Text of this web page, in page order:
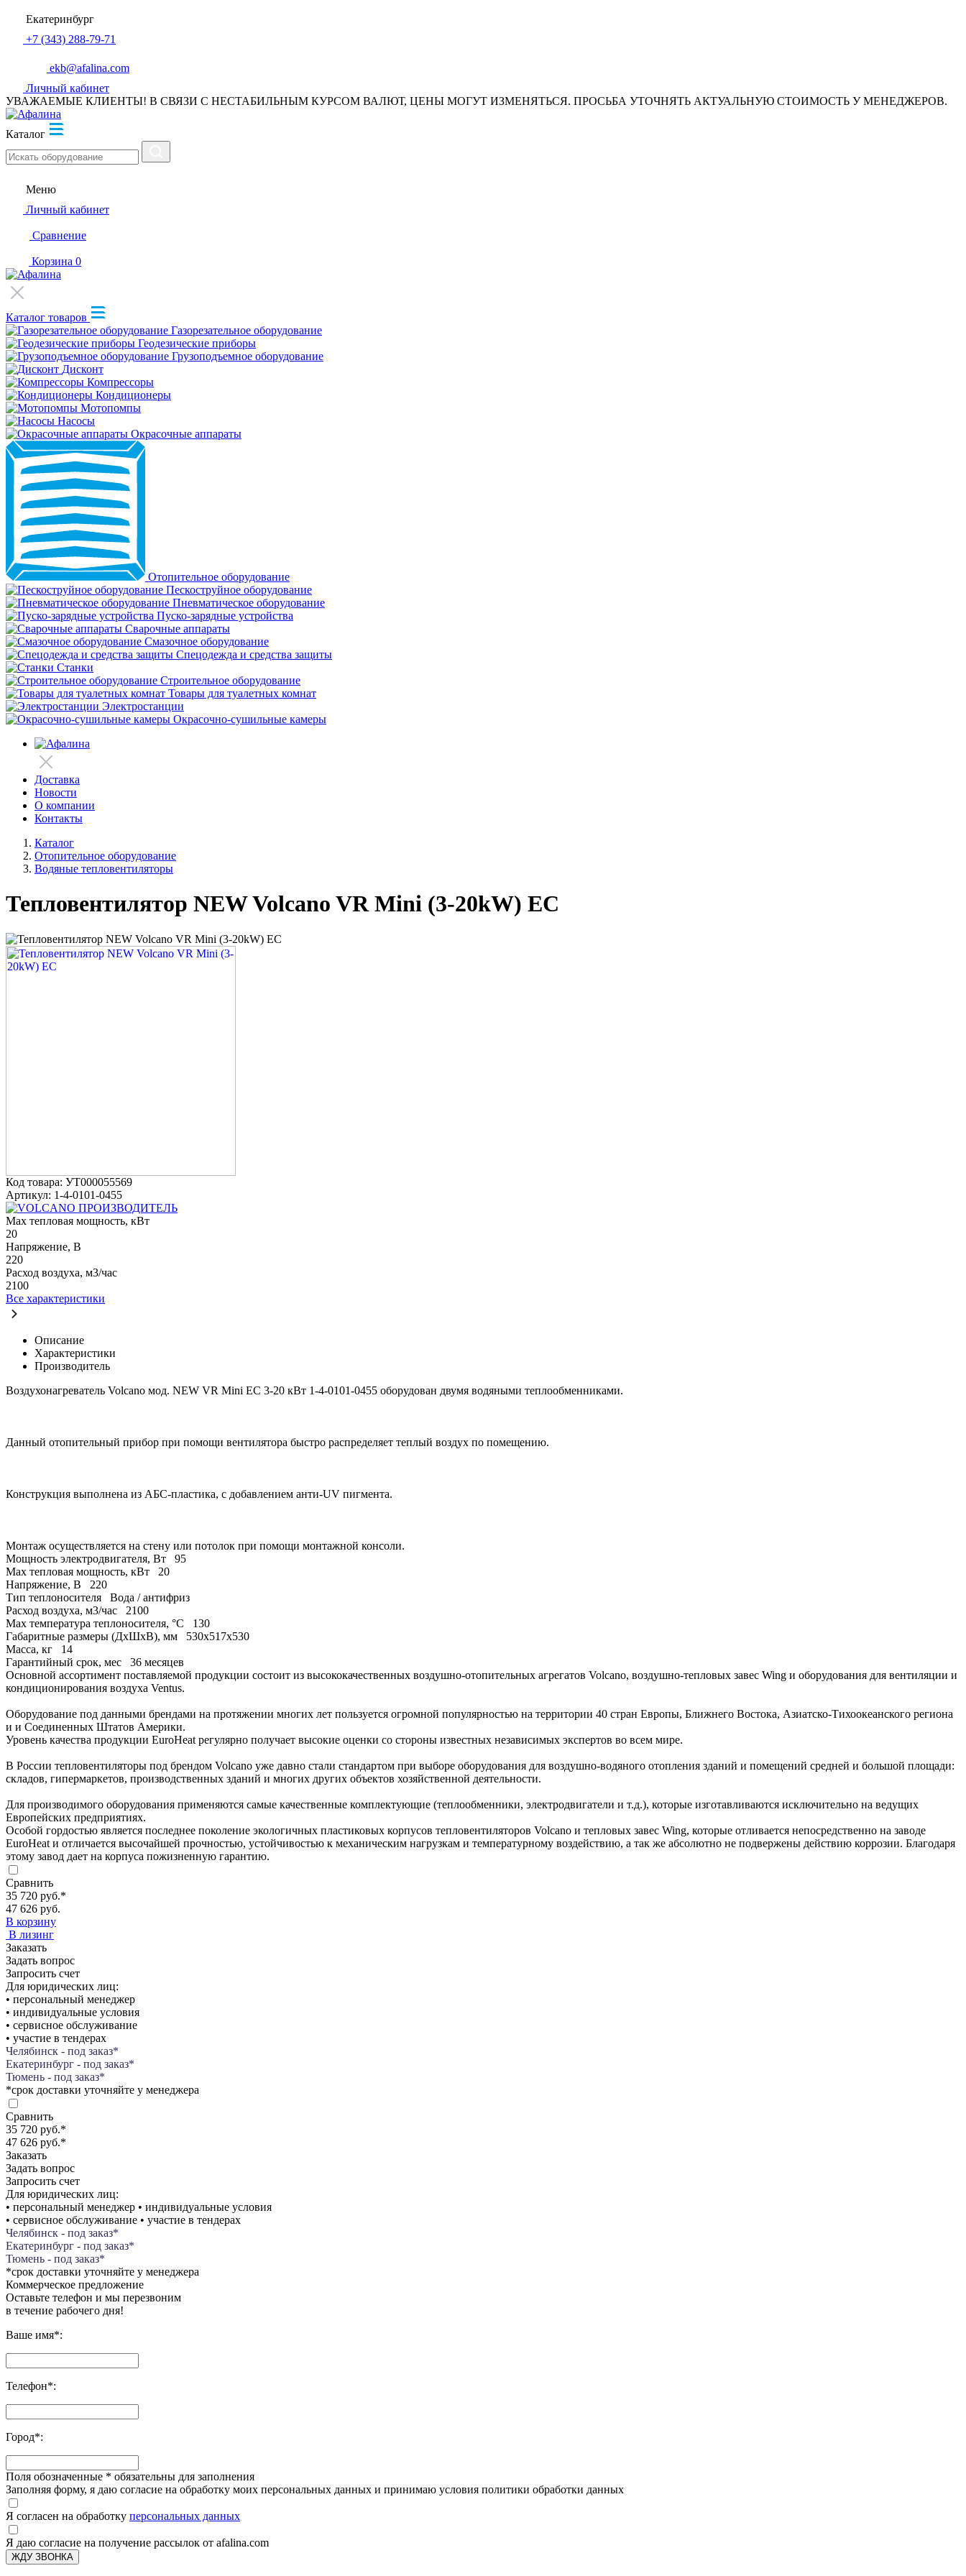
Екатеринбург
+7 (343) 288-79-71
ekb@afalina.com
Личный кабинет
УВАЖАЕМЫЕ КЛИЕНТЫ! В СВЯЗИ С НЕСТАБИЛЬНЫМ КУРСОМ ВАЛЮТ, ЦЕНЫ МОГУТ ИЗМЕНЯТЬСЯ. ПРОСЬБА УТОЧНЯТЬ АКТУАЛЬНУЮ СТОИМОСТЬ У МЕНЕДЖЕРОВ.
Каталог
Меню
Личный кабинет
Сравнение
Корзина 0
Каталог товаров
Газорезательное оборудование
Геодезические приборы
Грузоподъемное оборудование
Дисконт
Компрессоры
Кондиционеры
Мотопомпы
Насосы
Окрасочные аппараты
Отопительное оборудование
Пескоструйное оборудование
Пневматическое оборудование
Пуско-зарядные устройства
Сварочные аппараты
Смазочное оборудование
Спецодежда и средства защиты
Станки
Строительное оборудование
Товары для туалетных комнат
Электростанции
Окрасочно-сушильные камеры
Доставка
Новости
О компании
Контакты
Каталог
Отопительное оборудование
Водяные тепловентиляторы
Тепловентилятор NEW Volcano VR Mini (3-20kW) EC
Код товара: УТ000055569
Артикул: 1-4-0101-0455
ПРОИЗВОДИТЕЛЬ
Max тепловая мощность, кВт
20
Напряжение, В
220
Расход воздуха, м3/час
2100
Все характеристики
Описание
Характеристики
Производитель
Воздухонагреватель Volcano мод. NEW VR Mini EC 3-20 кВт 1-4-0101-0455 оборудован двумя водяными теплообменниками.
Данный отопительный прибор при помощи вентилятора быстро распределяет теплый воздух по помещению.
Конструкция выполнена из АБС-пластика, с добавлением анти-UV пигмента.
Монтаж осуществляется на стену или потолок при помощи монтажной консоли.
Мощность электродвигателя, Вт
95
Max тепловая мощность, кВт
20
Напряжение, В
220
Тип теплоносителя
Вода / антифриз
Расход воздуха, м3/час
2100
Max температура теплоносителя, °C
130
Габаритные размеры (ДхШхВ), мм
530х517х530
Масса, кг
14
Гарантийный срок, мес
36 месяцев
Основной ассортимент поставляемой продукции состоит из высококачественных воздушно-отопительных агрегатов Volcano, воздушно-тепловых завес Wing и оборудования для вентиляции и
кондиционирования воздуха Ventus.
Оборудование под данными брендами на протяжении многих лет пользуется огромной популярностью на территории 40 стран Европы, Ближнего Востока, Азиатско-Тихоокеанского региона
и и Соединенных Штатов Америки.
Уровень качества продукции EuroHeat регулярно получает высокие оценки со стороны известных независимых экспертов во всем мире.
В России тепловентиляторы под брендом Volcano уже давно стали стандартом при выборе оборудования для воздушно-водяного отопления зданий и помещений средней и большой площади:
складов, гипермаркетов, производственных зданий и многих других объектов хозяйственной деятельности.
Для производимого оборудования применяются самые качественные комплектующие (теплообменники, электродвигатели и т.д.), которые изготавливаются исключительно на ведущих
Европейских предприятиях.
Особой гордостью является последнее поколение экологичных пластиковых корпусов тепловентиляторов Volcano и тепловых завес Wing, которые отливается непосредственно на заводе
EuroHeat и отличается высочайшей прочностью, устойчивостью к механическим нагрузкам и температурному воздействию, а так же абсолютно не подвержены действию коррозии. Благодаря
этому завод дает на корпуса пожизненную гарантию.
Сравнить
35 720 руб.*
47 626 руб.
В корзину
В лизинг
Заказать
Задать вопрос
Запросить счет
Для юридических лиц:
• персональный менеджер
• индивидуальные условия
• сервисное обслуживание
• участие в тендерах
Челябинск - под заказ*
Екатеринбург - под заказ*
Тюмень - под заказ*
*срок доставки уточняйте у менеджера
Сравнить
35 720 руб.*
47 626 руб.*
Заказать
Задать вопрос
Запросить счет
Для юридических лиц:
• персональный менеджер • индивидуальные условия
• сервисное обслуживание • участие в тендерах
Челябинск - под заказ*
Екатеринбург - под заказ*
Тюмень - под заказ*
*срок доставки уточняйте у менеджера
Коммерческое предложение
Оставьте телефон и мы перезвоним
в течение рабочего дня!
Ваше имя*:
Телефон*:
Город*:
Поля обозначенные * обязательны для заполнения
Заполняя форму, я даю согласие на обработку моих персональных данных и принимаю условия политики обработки данных
Я согласен на обработку персональных данных
Я даю согласие на получение рассылок от afalina.com
ЖДУ ЗВОНКА